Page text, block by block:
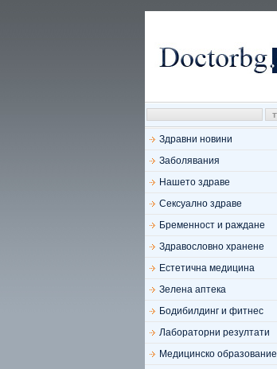
Здравни новини
Заболявания
Нашето здраве
Сексуално здраве
Бременност и раждане
Здравословно хранене
Естетична медицина
Зелена аптека
Бодибилдинг и фитнес
Лабораторни резултати
Медицинско образование